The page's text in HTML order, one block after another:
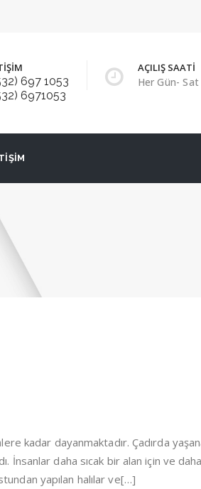
697 1053
6971053
AÇILIŞ SAATİ
Her Gün-
kadar dayanmaktadır. Çadırda
İnsanlar daha sıcak bir alan için ve daha
yapılan halılar ve[…]